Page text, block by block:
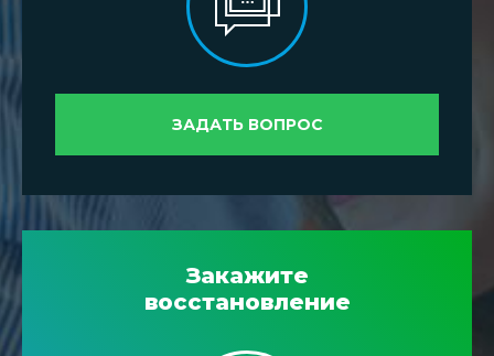
ЗАДАТЬ ВОПРОС
Закажите
восстановление